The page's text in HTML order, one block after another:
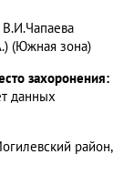
(Южная зона)
захоронения:
данных
район,